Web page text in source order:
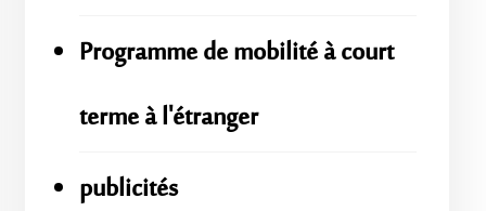
Programme de mobilité à court
terme à l'étranger
publicités